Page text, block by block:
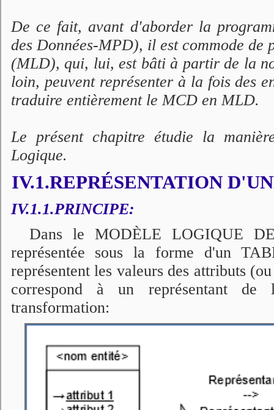
De ce fait, avant d'aborder la
des Données-MPD), il est commode de
(MLD), qui, lui, est bâti à partir de la
loin, peuvent représenter à la fois des
traduire entièrement le MCD en MLD.
Le présent chapitre étudie la
Logique.
IV.1.REPRÉSENTATION
IV.1.1.PRINCIPE:
Dans le MODÈLE LOGIQUE
représentée sous la forme d'un
représentent les valeurs des attributs
correspond à un représentant de
transformation: